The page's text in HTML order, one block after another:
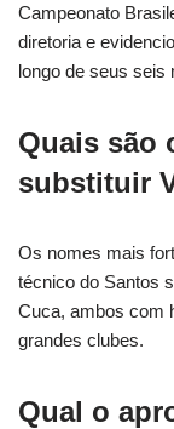
Campeonato
diretoria e
longo de seus seis
Quais são
substituir
Os nomes mais
técnico do Santos
Cuca, ambos com
grandes clubes.
Qual o